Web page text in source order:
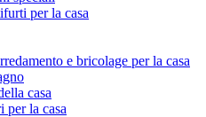
per la casa
e bricolage per la casa
casa
per la casa